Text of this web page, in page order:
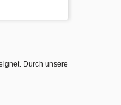
Durch unsere